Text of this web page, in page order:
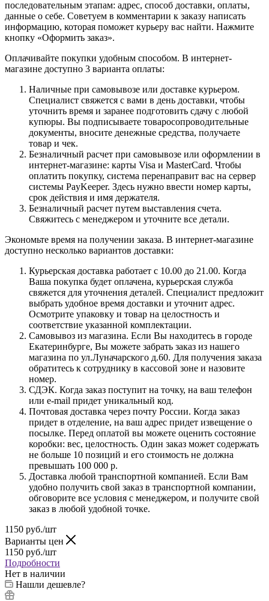
последовательным этапам: адрес, способ доставки, оплаты,
данные о себе. Советуем в комментарии к заказу написать
информацию, которая поможет курьеру вас найти. Нажмите
кнопку «Оформить заказ».
Оплачивайте покупки удобным способом. В интернет-
магазине доступно 3 варианта оплаты:
Наличные при самовывозе или доставке курьером.
Специалист свяжется с вами в день доставки, чтобы
уточнить время и заранее подготовить сдачу с любой
купюры. Вы подписываете товаросопроводительные
документы, вносите денежные средства, получаете
товар и чек.
Безналичный расчет при самовывозе или оформлении в
интернет-магазине: карты Visa и MasterCard. Чтобы
оплатить покупку, система перенаправит вас на сервер
системы PayKeeper. Здесь нужно ввести номер карты,
срок действия и имя держателя.
Безналичный расчет путем выставления счета.
Свяжитесь с менеджером и уточните все детали.
Экономьте время на получении заказа. В интернет-магазине
доступно несколько вариантов доставки:
Курьерская доставка работает с 10.00 до 21.00. Когда
Ваша покупка будет оплачена, курьерская служба
свяжется для уточнения деталей. Специалист предложит
выбрать удобное время доставки и уточнит адрес.
Осмотрите упаковку и товар на целостность и
соответствие указанной комплектации.
Самовывоз из магазина. Если Вы находитесь в городе
Екатеринбурге, Вы можете забрать заказ из нашего
магазина по ул.Луначарского д.60. Для получения заказа
обратитесь к сотруднику в кассовой зоне и назовите
номер.
СДЭК. Когда заказ поступит на точку, на ваш телефон
или e-mail придет уникальный код.
Почтовая доставка через почту России. Когда заказ
придет в отделение, на ваш адрес придет извещение о
посылке. Перед оплатой вы можете оценить состояние
коробки: вес, целостность. Один заказ может содержать
не больше 10 позиций и его стоимость не должна
превышать 100 000 р.
Доставка любой транспортной компанией. Если Вам
удобно получить свой заказ в транспортной компании,
обговорите все условия с менеджером, и получите свой
заказ в любой удобной точке.
1150 руб./шт
Варианты цен
1150 руб./шт
Подробности
Нет в наличии
Нашли дешевле?